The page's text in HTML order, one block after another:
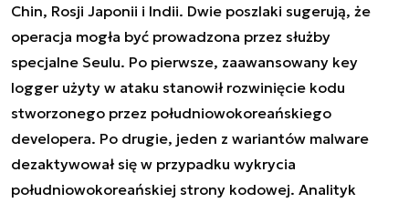
Chin, Rosji Japonii i Indii. Dwie poszlaki sugerują, że
operacja mogła być prowadzona przez służby
specjalne Seulu. Po pierwsze, zaawansowany key
logger użyty w ataku stanowił rozwinięcie kodu
stworzonego przez południowokoreańskiego
developera. Po drugie, jeden z wariantów malware
dezaktywował się w przypadku wykrycia
południowokoreańskiej strony kodowej. Analityk